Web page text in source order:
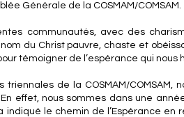
Générale de la COSMAM/COMSAM.
communautés, avec des
du Christ pauvre, chaste et
témoigner de l’espérance qui nous
de la COSMAM/COMSAM,
effet, nous sommes dans une
indiqué le chemin de l’Espérance en